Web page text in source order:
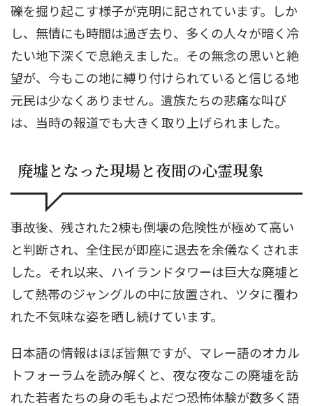
礫を掘り起こす様子が克明に記されています。しか
し、無情にも時間は過ぎ去り、多くの人々が暗く冷
たい地下深くで息絶えました。その無念の思いと絶
望が、今もこの地に縛り付けられていると信じる地
元民は少なくありません。遺族たちの悲痛な叫び
は、当時の報道でも大きく取り上げられました。
廃墟となった現場と夜間の心霊現象
事故後、残された2棟も倒壊の危険性が極めて高い
と判断され、全住民が即座に退去を余儀なくされま
した。それ以来、ハイランドタワーは巨大な廃墟と
して熱帯のジャングルの中に放置され、ツタに覆わ
れた不気味な姿を晒し続けています。
日本語の情報はほぼ皆無ですが、マレー語のオカル
トフォーラムを読み解くと、夜な夜なこの廃墟を訪
れた若者たちの身の毛もよだつ恐怖体験が数多く語